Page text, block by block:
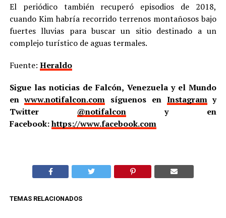
El periódico también recuperó episodios de 2018,
cuando Kim habría recorrido terrenos montañosos bajo
fuertes lluvias para buscar un sitio destinado a un
complejo turístico de aguas termales.
Fuente: Heraldo
Sigue las noticias de Falcón, Venezuela y el Mundo
enwww.notifalcon.com síguenos en Instagramy
Twitter @notifalcony en
Facebook:https://www.facebook.com
TEMAS RELACIONADOS